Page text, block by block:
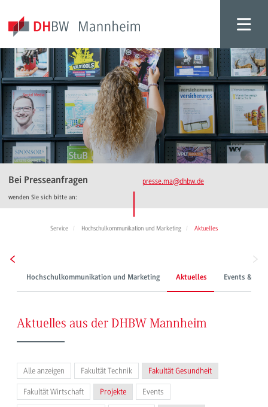
Bei Presseanfragen
wenden Sie sich bitte an:
presse.ma@dhbw.de
Service Hochschulkommunikation und Marketing Aktuelles
Hochschulkommunikation und Marketing Aktuelles Events &
Aktuelles aus der DHBW Mannheim
Alle anzeigen Fakultät Technik Fakultät Gesundheit
Fakultät Wirtschaft Projekte Events